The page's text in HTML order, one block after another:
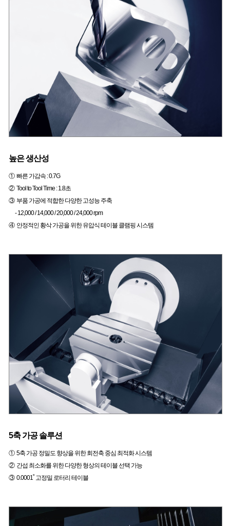
높은 생산성
① 빠른 가감속 : 0.7G
② Tool to Tool Time : 1.8초
③ 부품 가공에 적합한 다양한 고성능 주축
- 12,000 / 14,000 / 20,000 / 24,000 rpm
④ 안정적인 황삭 가공을 위한 유압식 테이블 클램핑 시스템
5축 가공 솔루션
① 5축 가공 정밀도 향상을 위한 회전축 중심 최적화 시스템
② 간섭 최소화를 위한 다양한 형상의 테이블 선택 가능
③ 0.0001˚ 고정밀 로터리 테이블